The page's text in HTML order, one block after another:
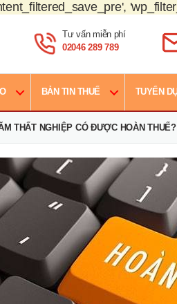
Tư vấn miễn phí
02046 289 789
BẢN TIN THUẾ TUYỂN
THẤT NGHIỆP CÓ ĐƯỢC HOÀN THUẾ?